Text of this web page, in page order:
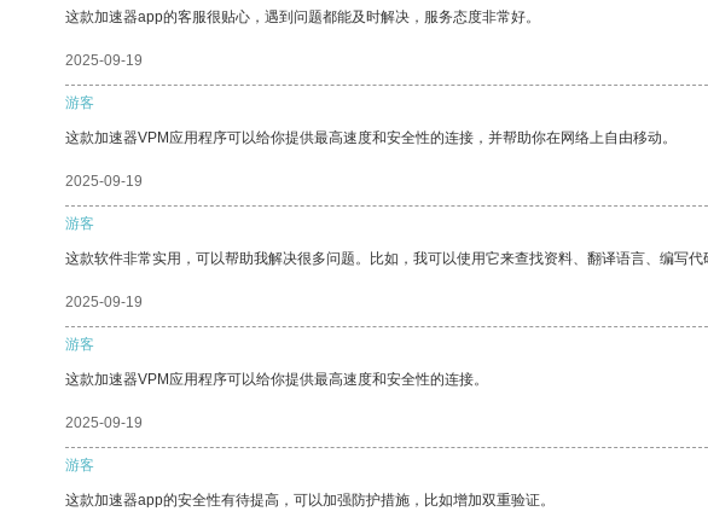
这款加速器app的客服很贴心，遇到问题都能及时解决，服务态度非常好。
2025-09-19
游客
这款加速器VPM应用程序可以给你提供最高速度和安全性的连接，并帮助你在网络上自由移动。
2025-09-19
游客
这款软件非常实用，可以帮助我解决很多问题。比如，我可以使用它来查找资料、翻译语言、编写代
2025-09-19
游客
这款加速器VPM应用程序可以给你提供最高速度和安全性的连接。
2025-09-19
游客
这款加速器app的安全性有待提高，可以加强防护措施，比如增加双重验证。